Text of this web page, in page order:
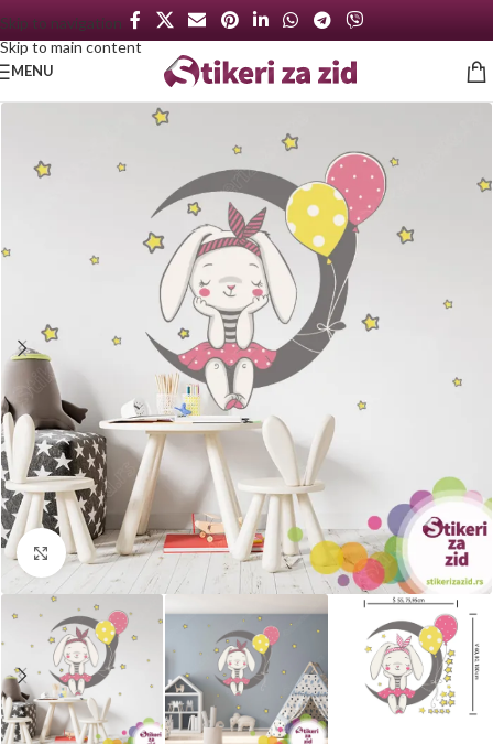
Skip to navigation
Skip to main content
MENU
Kliknite za uvećanje